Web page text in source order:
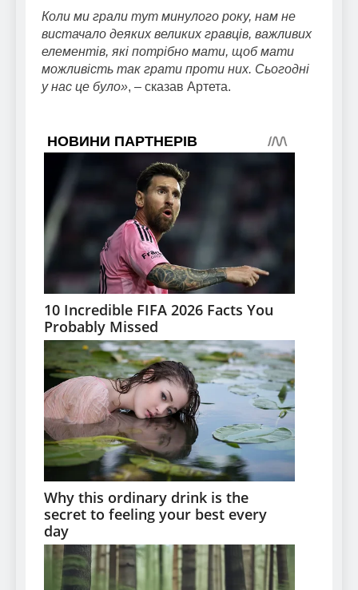
Коли ми грали тут минулого року, нам не
вистачало деяких великих гравців, важливих
елементів, які потрібно мати, щоб мати
можливість так грати проти них. Сьогодні
у нас це було», – сказав Артета.